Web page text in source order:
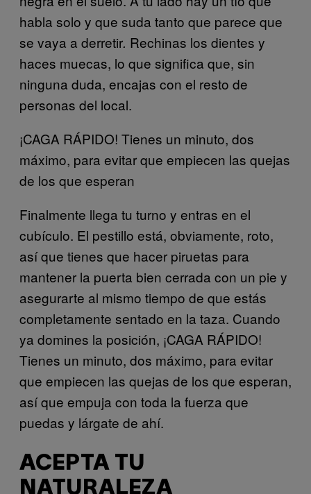
habla solo y que suda tanto que parece que
se vaya a derretir. Rechinas los dientes y
haces muecas, lo que significa que, sin
ninguna duda, encajas con el resto de
personas del local.
¡CAGA RÁPIDO! Tienes un minuto, dos
máximo, para evitar que empiecen las quejas
de los que esperan
Finalmente llega tu turno y entras en el
cubículo. El pestillo está, obviamente, roto,
así que tienes que hacer piruetas para
mantener la puerta bien cerrada con un pie y
asegurarte al mismo tiempo de que estás
completamente sentado en la taza. Cuando
ya domines la posición, ¡CAGA RÁPIDO!
Tienes un minuto, dos máximo, para evitar
que empiecen las quejas de los que esperan,
así que empuja con toda la fuerza que
puedas y lárgate de ahí.
ACEPTA TU
NATURALEZA